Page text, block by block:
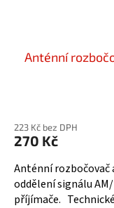
Anténní
223 Kč bez DPH
270 Kč
Anténní rozbočovač
oddělení signálu
příjímače.